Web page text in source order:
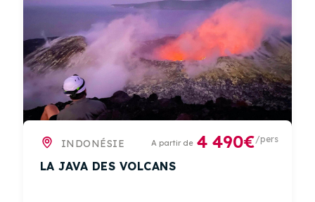
INDONÉSIE A partir de 4 490€/pers
LA JAVA DES VOLCANS